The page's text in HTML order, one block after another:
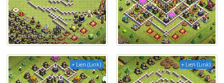
+ Lien (Link) + Lien (Link)